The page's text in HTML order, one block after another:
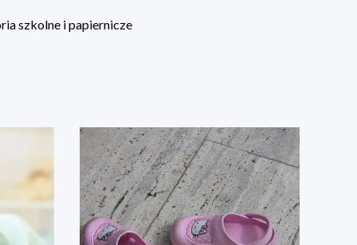
szkolne i papiernicze